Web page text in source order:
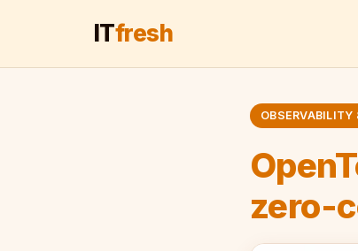
ITfresh
OBSERVABILITY
zero-